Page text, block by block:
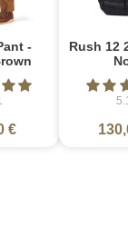
-
€
Rush 12